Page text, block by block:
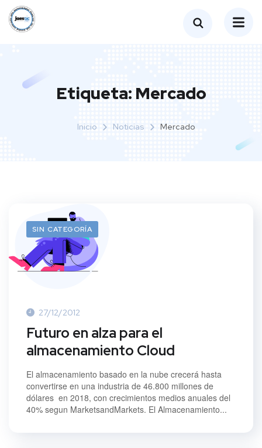
Etiqueta: Mercado
Inicio Noticias Mercado
SIN CATEGORÍA
27/12/2012
Futuro en alza para el
almacenamiento Cloud
El almacenamiento basado en la nube crecerá hasta
convertirse en una industria de 46.800 millones de
dólares en 2018, con crecimientos medios anuales del
40% segun MarketsandMarkets. El Almacenamiento...